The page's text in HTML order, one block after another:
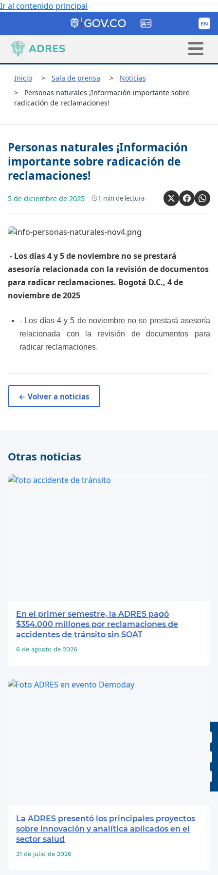
Ir al contenido principal
Inicio Sala de prensa
Noticias
Personas naturales ¡Información importante sobre
radicación de reclamaciones!
Personas naturales ¡Información
importante sobre radicación de
reclamaciones!
5 de diciembre de 2025 1 min de lectura
​ - Los días 4 y 5 de noviembre no se prestará
asesoría relacionada con la revisión de documentos
para radicar reclamaciones. Bogotá D.C., 4 de
noviembre de 2025
- Los días 4 y 5 de noviembre no se prestará asesoría
relacionada con la revisión de documentos para
radicar reclamaciones.
← Volver a noticias
Otras noticias
En el primer semestre, la ADRES pagó
$354.000 millones por reclamaciones de
accidentes de tránsito sin SOAT
6 de agosto de 2026
La ADRES presentó los principales proyectos
sobre innovación y analítica aplicados en el
sector salud
31 de julio de 2026